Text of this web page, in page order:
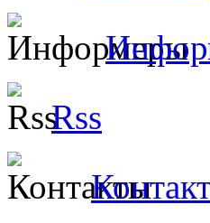
Rss